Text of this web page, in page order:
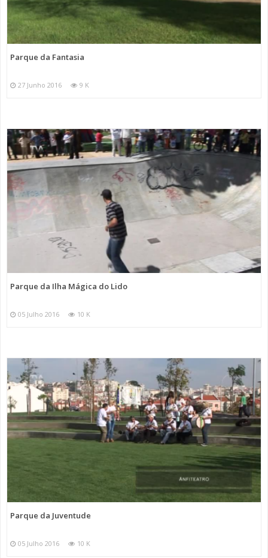
Parque da Fantasia
27 Junho 2016 9 K
Parque da Ilha Mágica do Lido
05 Julho 2016 10 K
Parque da Juventude
05 Julho 2016 10 K